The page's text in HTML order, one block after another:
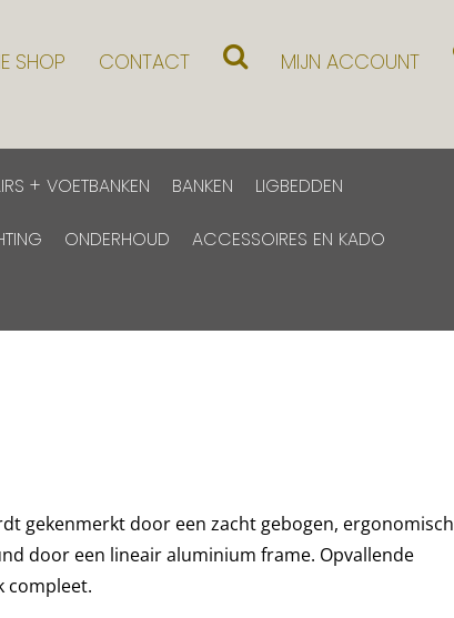
SHOP CONTACT MIJN ACCOUNT
+ VOETBANKEN BANKEN LIGBEDDEN
ONDERHOUD ACCESSOIRES EN KADO
gekenmerkt door een zacht gebogen, ergonomisch
door een lineair aluminium frame. Opvallende
compleet.